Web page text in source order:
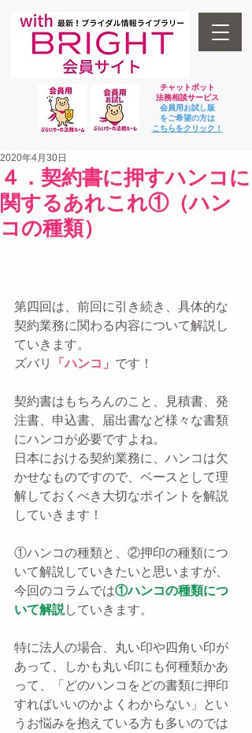
チャットボット
法務相談サービス
会員用お試し版
をご希望の方は
​こちらをクリック！
４．契約書に押すハンコに
関するあれこれ①（ハン
コの種類）
2020年4月30日
第四回は、前回に引き続き、具体的な
契約業務に関わる内容について解説し
ていきます。
ズバリ
「ハンコ」 です！
契約書はもちろんのこと、見積書、発
注書、申込書、届出書など様々な書類
にハンコが必要ですよね。
日本における契約業務に、ハンコは欠
かせなものですので、ベースとして理
解しておくべき大切なポイントを解説
していきます！
①ハンコの種類と、②押印の種類につ
いて解説していきたいと思いますが、
今回のコラムでは①ハンコの種類につ
いて解説していきます。
特に法人の場合、丸い印や四角い印が
あって、しかも丸い印にも何種類かあ
って、「どのハンコをどの書類に押印
すればいいのかよくわからない」とい
うお悩みを抱えている方も多いのでは